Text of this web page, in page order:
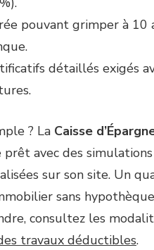
pouvant grimper à 10
détaillés exigés
? La Caisse
prêt avec des simulations
sur son site. Un
sans
consultez les
travaux déductibles.